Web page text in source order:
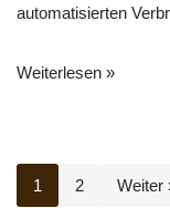
automatisierten
Weiterlesen »
1 2 Weiter